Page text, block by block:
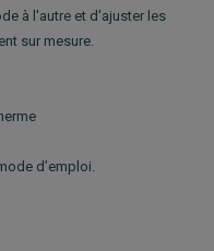
à l'autre et d'ajuster les
sur mesure.
d’emploi.